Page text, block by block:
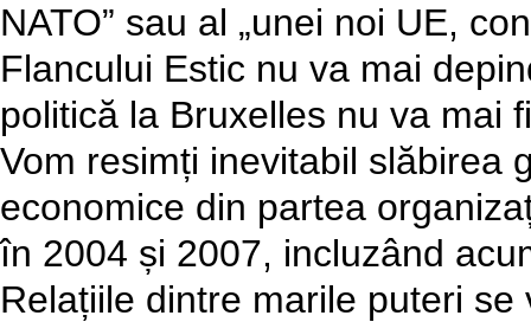
NATO” sau al „unei noi UE,
Flancului Estic nu va mai
politică la Bruxelles nu va mai
Vom resimți inevitabil slăbirea
economice din partea
în 2004 și 2007, incluzând
Relațiile dintre marile puteri